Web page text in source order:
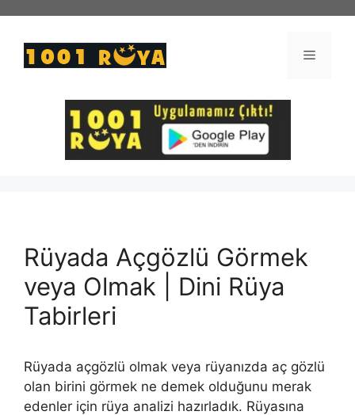
Menü
Rüyada Açgözlü Görmek
veya Olmak | Dini Rüya
Tabirleri
Rüyada açgözlü olmak veya rüyanızda aç gözlü
olan birini görmek ne demek olduğunu merak
edenler için rüya analizi hazırladık. Rüyasına